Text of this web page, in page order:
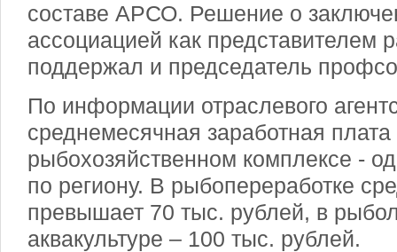
составе АРСО. Решение о
ассоциацией как представителем
поддержал и председатель
По информации отраслевого
среднемесячная заработная плата
рыбохозяйственном комплексе -
по региону. В рыбопереработке
превышает 70 тыс. рублей, в
аквакультуре – 100 тыс. рублей.